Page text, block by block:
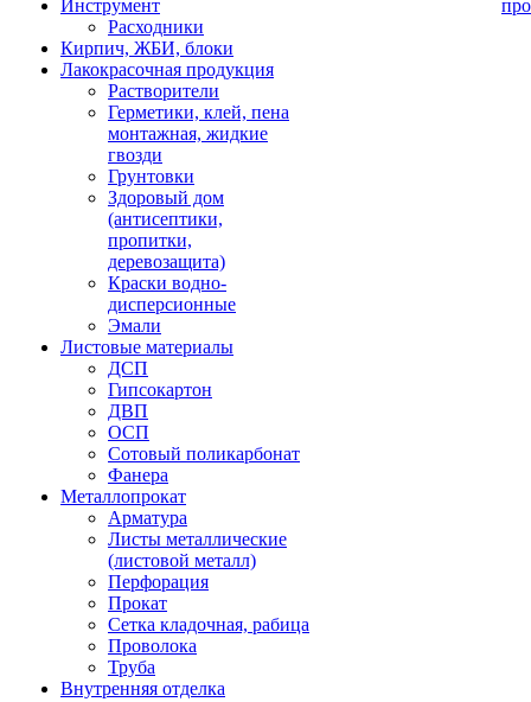
Инструмент
Расходники
Кирпич, ЖБИ, блоки
Лакокрасочная продукция
Растворители
Герметики, клей, пена
монтажная, жидкие
гвозди
Грунтовки
Здоровый дом
(антисептики,
пропитки,
деревозащита)
Краски водно-
дисперсионные
Эмали
Листовые материалы
ДСП
Гипсокартон
ДВП
ОСП
Сотовый поликарбонат
Фанера
Металлопрокат
Арматура
Листы металлические
(листовой металл)
Перфорация
Прокат
Сетка кладочная, рабица
Проволока
Труба
Внутренняя отделка